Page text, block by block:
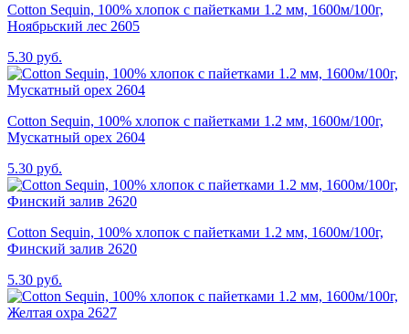
Cotton Sequin, 100% хлопок с пайетками 1.2 мм, 1600м/100г,
Ноябрьский лес 2605
5.30 руб.
Cotton Sequin, 100% хлопок с пайетками 1.2 мм, 1600м/100г,
Мускатный орех 2604
5.30 руб.
Cotton Sequin, 100% хлопок с пайетками 1.2 мм, 1600м/100г,
Финский залив 2620
5.30 руб.